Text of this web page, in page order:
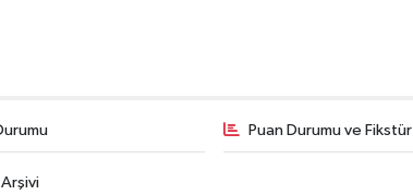
Puan Durumu ve Fikstür